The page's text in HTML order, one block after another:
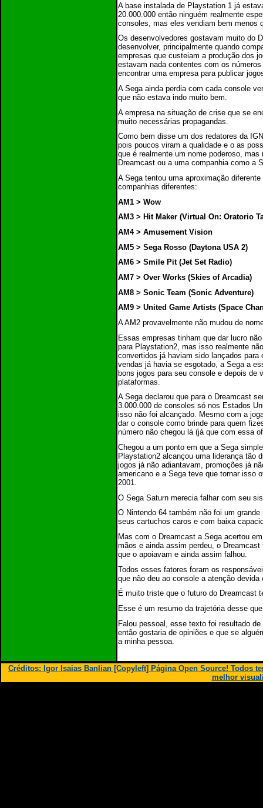
A base instalada de Playstation 1 já
20.000.000 então ninguém realmente
consoles, mas eles vendiam bem menos
Os desenvolvedores gostavam muito do
desenvolver, principalmente quando
empresas que custeiam a produção dos
estavam nada contentes com os
encontrar uma empresa para publicar
A Sega ainda perdia com cada console
que não estava indo muito bem.
A empresa na situação de crise que se
muito necessárias propagandas.
Como bem disse um dos redatores da
pois poucos viram a qualidade e o as
que é realmente um nome poderoso,
Dreamcast ou a uma companhia como a
A Sega tentou uma aproximação
companhias diferentes:
AM1 > Wow
AM3 > Hit Maker (Virtual On: Oratorio
AM4 > Amusement Vision
AM5 > Sega Rosso (Daytona USA 2)
AM6 > Smile Pit (Jet Set Radio)
AM7 > Over Works (Skies of Arcadia)
AM8 > Sonic Team (Sonic Adventure)
AM9 > United Game Artists (Space
A AM2 provavelmente não mudou de
Essas empresas tinham que dar lucro
para Playstation2, mas isso realmente
convertidos já haviam sido lançados
vendas já havia se esgotado, a Sega a
bons jogos para seu console e depois de
plataformas.
A Sega declarou que para o Dreamcast
3.000.000 de consoles só nos Estados
isso não foi alcançado. Mesmo com a
dar o console como brinde para quem
número não chegou lá (já que com essa
Chegou a um ponto em que a Sega
Playstation2 alcançou uma liderança tão
jogos já não adiantavam, promoções já
americano e a Sega teve que tornar isso
2001.
O Sega Saturn merecia falhar com seu
O Nintendo 64 também não foi um
seus cartuchos caros e com baixa
Mas com o Dreamcast a Sega acertou
mãos e ainda assim perdeu, o
que o apoiavam e ainda assim falhou.
Todos esses fatores foram os
que não deu ao console a atenção
É muito triste que o futuro do Dreamcast
Esse é um resumo da trajetória desse
Falou pessoal, esse texto foi resultado
então gostaria de opiniões e que se
a minha pessoa.
Créditos: Igor Isaias Banlian [Copyleft] Página Open Source! Todos
melhor